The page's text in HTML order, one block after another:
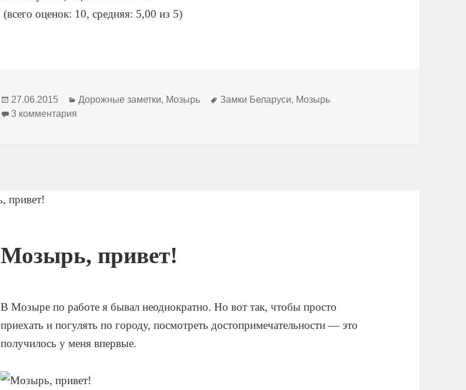
(всего оценок: 10, средняя: 5,00 из 5)
Опубликовано
27.06.2015 Рубрики
Дорожные заметки, Мозырь Метки
Замки Беларуси, Мозырь
3 комментария
Мозырь, привет!
В Мозыре по работе я бывал неоднократно. Но вот так, чтобы просто
приехать и погулять по городу, посмотреть достопримечательности — это
получилось у меня впервые.